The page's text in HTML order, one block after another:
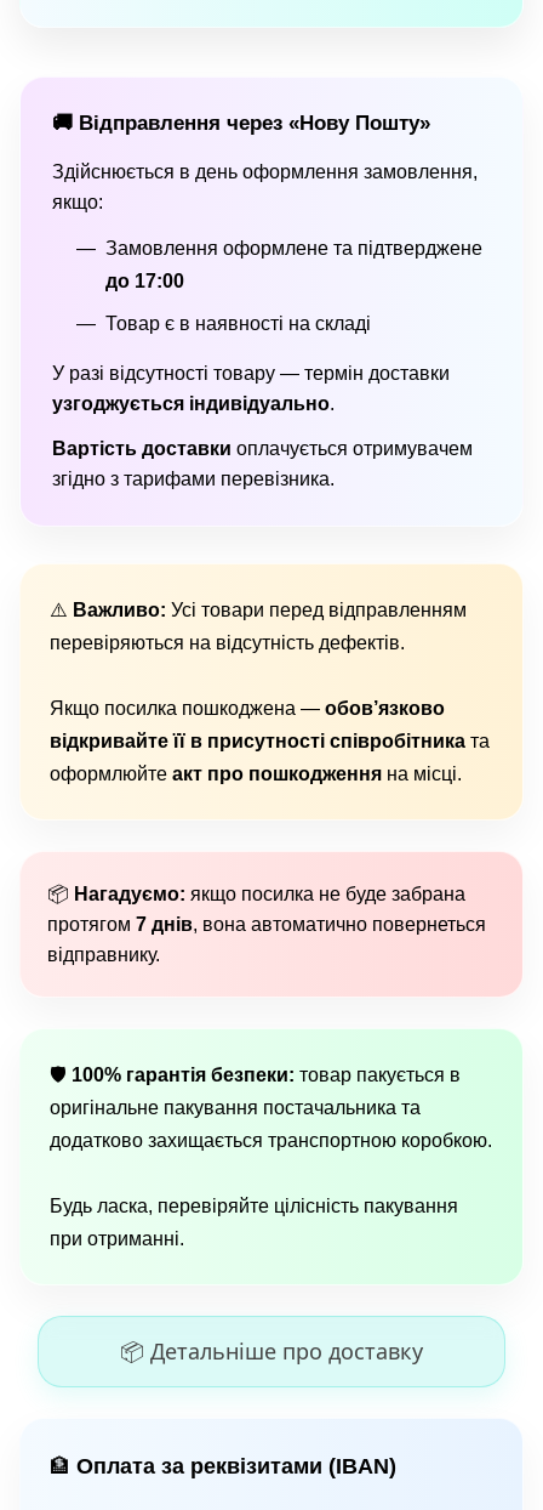
🚚 Відправлення через «Нову Пошту»
Здійснюється в день оформлення замовлення,
якщо:
Замовлення оформлене та підтверджене
до 17:00
Товар є в наявності на складі
У разі відсутності товару — термін доставки
узгоджується індивідуально.
Вартість доставки оплачується отримувачем
згідно з тарифами перевізника.
⚠️ Важливо: Усі товари перед відправленням
перевіряються на відсутність дефектів.
Якщо посилка пошкоджена — обов’язково
відкривайте її в присутності співробітника та
оформлюйте акт про пошкодження на місці.
📦 Нагадуємо: якщо посилка не буде забрана
протягом 7 днів, вона автоматично повернеться
відправнику.
🛡 100% гарантія безпеки: товар пакується в
оригінальне пакування постачальника та
додатково захищається транспортною коробкою.
Будь ласка, перевіряйте цілісність пакування
при отриманні.
📦 Детальніше про доставку
🏦 Оплата за реквізитами (IBAN)